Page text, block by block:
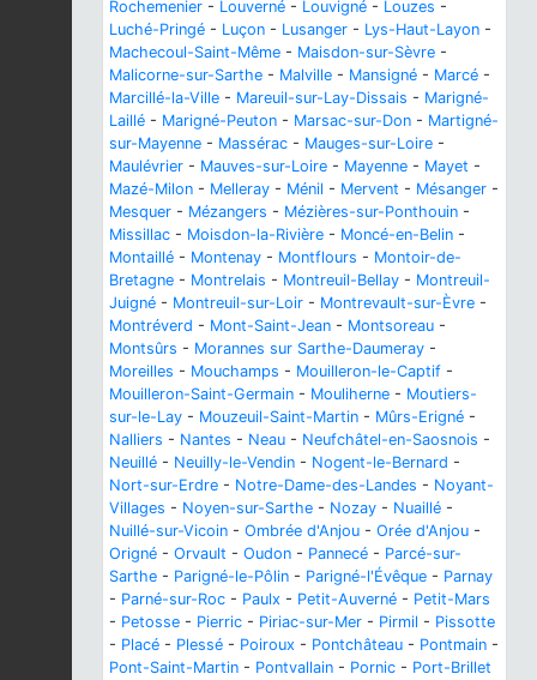
Rochemenier - Louverné - Louvigné - Louzes -
Luché-Pringé - Luçon - Lusanger - Lys-Haut-Layon -
Machecoul-Saint-Même - Maisdon-sur-Sèvre -
Malicorne-sur-Sarthe - Malville - Mansigné - Marcé -
Marcillé-la-Ville - Mareuil-sur-Lay-Dissais - Marigné-
Laillé - Marigné-Peuton - Marsac-sur-Don - Martigné-
sur-Mayenne - Massérac - Mauges-sur-Loire -
Maulévrier - Mauves-sur-Loire - Mayenne - Mayet -
Mazé-Milon - Melleray - Ménil - Mervent - Mésanger -
Mesquer - Mézangers - Mézières-sur-Ponthouin -
Missillac - Moisdon-la-Rivière - Moncé-en-Belin -
Montaillé - Montenay - Montflours - Montoir-de-
Bretagne - Montrelais - Montreuil-Bellay - Montreuil-
Juigné - Montreuil-sur-Loir - Montrevault-sur-Èvre -
Montréverd - Mont-Saint-Jean - Montsoreau -
Montsûrs - Morannes sur Sarthe-Daumeray -
Moreilles - Mouchamps - Mouilleron-le-Captif -
Mouilleron-Saint-Germain - Mouliherne - Moutiers-
sur-le-Lay - Mouzeuil-Saint-Martin - Mûrs-Erigné -
Nalliers - Nantes - Neau - Neufchâtel-en-Saosnois -
Neuillé - Neuilly-le-Vendin - Nogent-le-Bernard -
Nort-sur-Erdre - Notre-Dame-des-Landes - Noyant-
Villages - Noyen-sur-Sarthe - Nozay - Nuaillé -
Nuillé-sur-Vicoin - Ombrée d'Anjou - Orée d'Anjou -
Origné - Orvault - Oudon - Pannecé - Parcé-sur-
Sarthe - Parigné-le-Pôlin - Parigné-l'Évêque - Parnay
- Parné-sur-Roc - Paulx - Petit-Auverné - Petit-Mars
- Petosse - Pierric - Piriac-sur-Mer - Pirmil - Pissotte
- Placé - Plessé - Poiroux - Pontchâteau - Pontmain -
Pont-Saint-Martin - Pontvallain - Pornic - Port-Brillet